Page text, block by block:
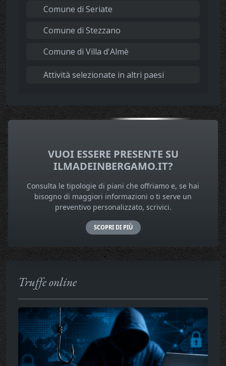
Comune di Seriate
Comune di Stezzano
Comune di Villa d'Almè
Attività selezionate in altri paesi
VUOI ESSERE PRESENTE SU
ILMADEINBERGAMO.IT?
Consulta le tipologie di piani che offriamo e, se hai
bisogno di maggiori informazioni o ti serve un
preventivo personalizzato, scrivici.
SCOPRI DI PIÙ
Truffe online